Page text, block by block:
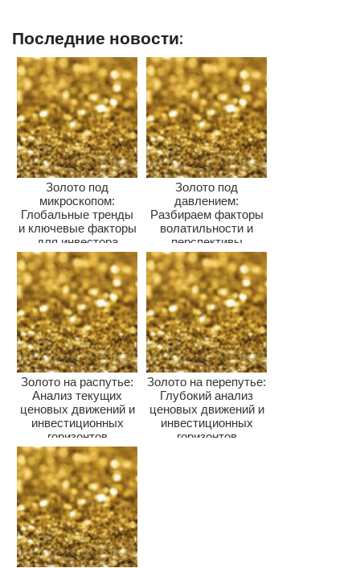
Последние новости:
Золото под
микроскопом:
Глобальные тренды
и ключевые факторы
для инвестора
Золото под
давлением:
Разбираем факторы
волатильности и
перспективы
драгметалла для
инвесторов
Золото на распутье:
Анализ текущих
ценовых движений и
инвестиционных
горизонтов
Золото на перепутье:
Глубокий анализ
ценовых движений и
инвестиционных
горизонтов